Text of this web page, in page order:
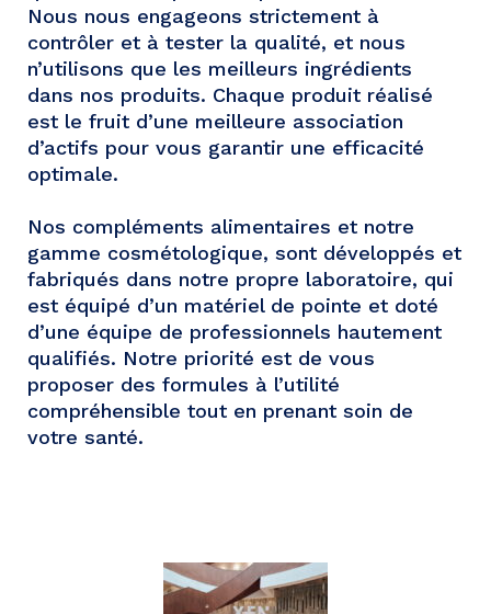
Nous nous engageons strictement à
contrôler et à tester la qualité, et nous
n’utilisons que les meilleurs ingrédients
dans nos produits. Chaque produit réalisé
est le fruit d’une meilleure association
d’actifs pour vous garantir une efficacité
optimale.
Nos compléments alimentaires et notre
gamme cosmétologique, sont développés et
fabriqués dans notre propre laboratoire, qui
est équipé d’un matériel de pointe et doté
d’une équipe de professionnels hautement
qualifiés. Notre priorité est de vous
proposer des formules à l’utilité
compréhensible tout en prenant soin de
votre santé.